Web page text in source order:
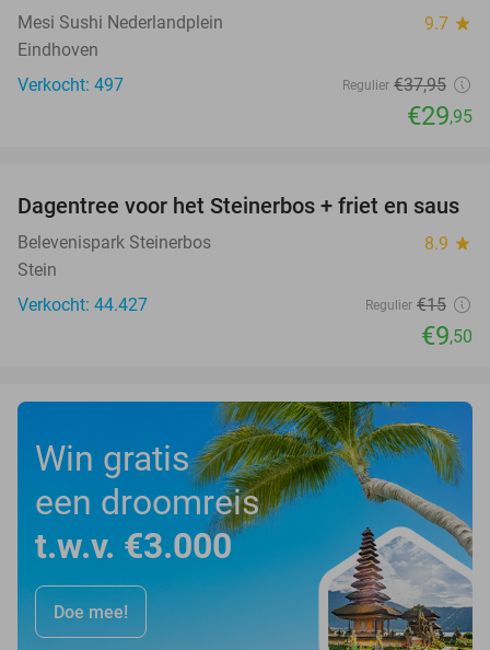
Mesi Sushi Nederlandplein 9.7 star
Eindhoven
Verkocht: 497
Regulier €37,95
€29,95
37%
Dagentree voor het Steinerbos + friet en saus
Belevenispark Steinerbos 8.9 star
Stein
Verkocht: 44.427
Regulier €15
€9,50
Win gratis
een droomreis
t.w.v. €3.000
Doe mee!